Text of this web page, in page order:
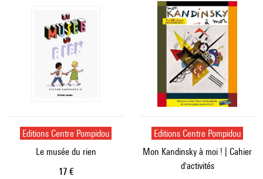
Editions Centre Pompidou
Le musée du rien
Prix ​​actuel
17 €
Editions Centre Pompidou
Mon Kandinsky à moi ! | Cahier
d'activités